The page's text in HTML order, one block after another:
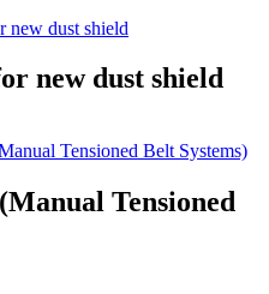
new dust shield
Tensioned